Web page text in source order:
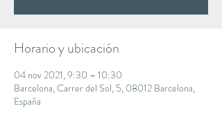
Horario y ubicación
04 nov 2021, 9:30 – 10:30
Barcelona, Carrer del Sol, 5, 08012 Barcelona,
España